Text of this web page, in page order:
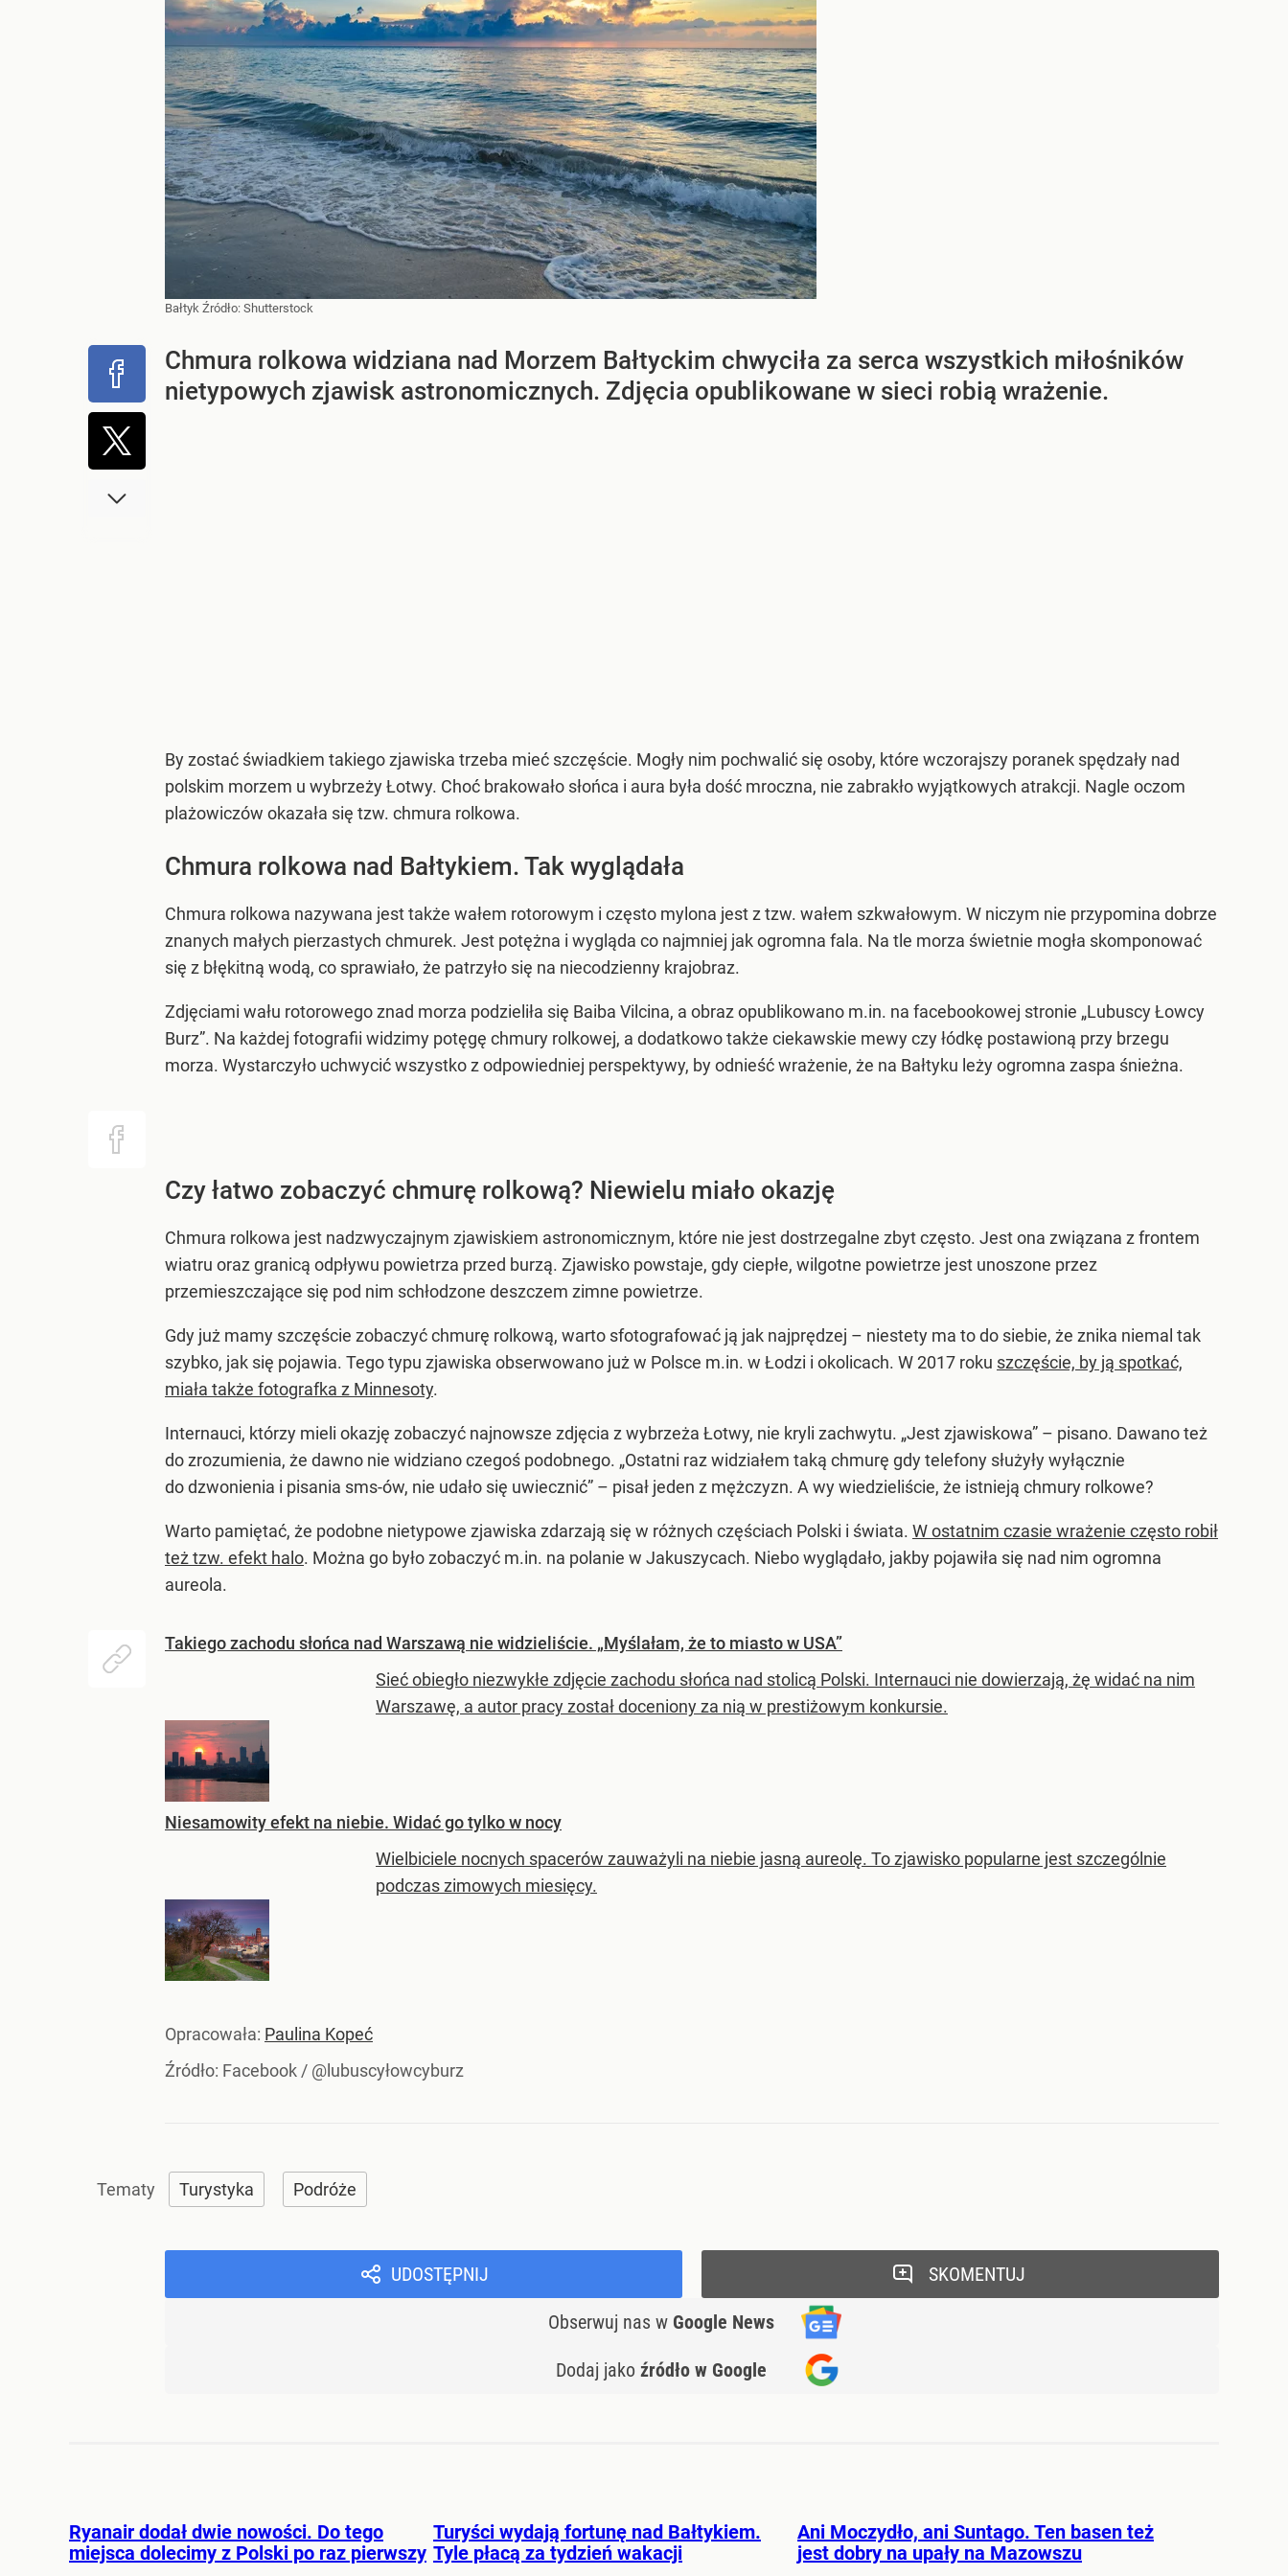
Bałtyk Źródło: Shutterstock
Chmura rolkowa widziana nad Morzem Bałtyckim chwyciła za serca wszystkich miłośników
nietypowych zjawisk astronomicznych. Zdjęcia opublikowane w sieci robią wrażenie.
By zostać świadkiem takiego zjawiska trzeba mieć szczęście. Mogły nim pochwalić się osoby, które wczorajszy poranek spędzały nad
polskim morzem u wybrzeży Łotwy. Choć brakowało słońca i aura była dość mroczna, nie zabrakło wyjątkowych atrakcji. Nagle oczom
plażowiczów okazała się tzw. chmura rolkowa.
Chmura rolkowa nad Bałtykiem. Tak wyglądała
Chmura rolkowa nazywana jest także wałem rotorowym i często mylona jest z tzw. wałem szkwałowym. W niczym nie przypomina dobrze
znanych małych pierzastych chmurek. Jest potężna i wygląda co najmniej jak ogromna fala. Na tle morza świetnie mogła skomponować
się z błękitną wodą, co sprawiało, że patrzyło się na niecodzienny krajobraz.
Zdjęciami wału rotorowego znad morza podzieliła się Baiba Vilcina, a obraz opublikowano m.in. na facebookowej stronie „Lubuscy Łowcy
Burz”. Na każdej fotografii widzimy potęgę chmury rolkowej, a dodatkowo także ciekawskie mewy czy łódkę postawioną przy brzegu
morza. Wystarczyło uchwycić wszystko z odpowiedniej perspektywy, by odnieść wrażenie, że na Bałtyku leży ogromna zaspa śnieżna.
Czy łatwo zobaczyć chmurę rolkową? Niewielu miało okazję
Chmura rolkowa jest nadzwyczajnym zjawiskiem astronomicznym, które nie jest dostrzegalne zbyt często. Jest ona związana z frontem
wiatru oraz granicą odpływu powietrza przed burzą. Zjawisko powstaje, gdy ciepłe, wilgotne powietrze jest unoszone przez
przemieszczające się pod nim schłodzone deszczem zimne powietrze.
Gdy już mamy szczęście zobaczyć chmurę rolkową, warto sfotografować ją jak najprędzej – niestety ma to do siebie, że znika niemal tak
szybko, jak się pojawia. Tego typu zjawiska obserwowano już w Polsce m.in. w Łodzi i okolicach. W 2017 roku szczęście, by ją spotkać,
miała także fotografka z Minnesoty.
Internauci, którzy mieli okazję zobaczyć najnowsze zdjęcia z wybrzeża Łotwy, nie kryli zachwytu. „Jest zjawiskowa” – pisano. Dawano też
do zrozumienia, że dawno nie widziano czegoś podobnego. „Ostatni raz widziałem taką chmurę gdy telefony służyły wyłącznie
do dzwonienia i pisania sms-ów, nie udało się uwiecznić” – pisał jeden z mężczyzn. A wy wiedzieliście, że istnieją chmury rolkowe?
Warto pamiętać, że podobne nietypowe zjawiska zdarzają się w różnych częściach Polski i świata. W ostatnim czasie wrażenie często robił
też tzw. efekt halo. Można go było zobaczyć m.in. na polanie w Jakuszycach. Niebo wyglądało, jakby pojawiła się nad nim ogromna
aureola.
Takiego zachodu słońca nad Warszawą nie widzieliście. „Myślałam, że to miasto w USA”
Sieć obiegło niezwykłe zdjęcie zachodu słońca nad stolicą Polski. Internauci nie dowierzają, żę widać na nim
Warszawę, a autor pracy został doceniony za nią w prestiżowym konkursie.
Niesamowity efekt na niebie. Widać go tylko w nocy
Wielbiciele nocnych spacerów zauważyli na niebie jasną aureolę. To zjawisko popularne jest szczególnie
podczas zimowych miesięcy.
Opracowała: Paulina Kopeć
Źródło: Facebook / @lubuscyłowcyburz
Turystyka Podróże
UDOSTĘPNIJ
Obserwuj nas w Google News
Dodaj jako źródło w Google
SKOMENTUJ
Ryanair dodał dwie nowości. Do tego
miejsca dolecimy z Polski po raz pierwszy
Turyści wydają fortunę nad Bałtykiem.
Tyle płacą za tydzień wakacji
Ani Moczydło, ani Suntago. Ten basen też
jest dobry na upały na Mazowszu